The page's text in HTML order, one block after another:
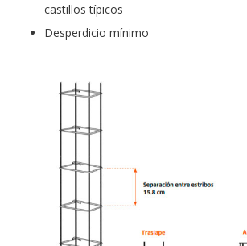
castillos típicos
Desperdicio mínimo